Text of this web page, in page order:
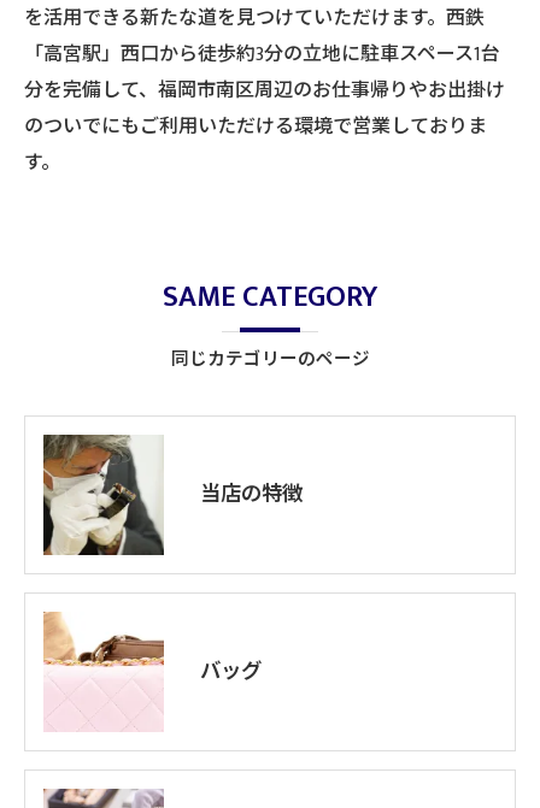
を活用できる新たな道を見つけていただけます。西鉄
「高宮駅」西口から徒歩約3分の立地に駐車スペース1台
分を完備して、福岡市南区周辺のお仕事帰りやお出掛け
のついでにもご利用いただける環境で営業しておりま
す。
同じカテゴリーのページ
SAME CATEGORY
当店の特徴
バッグ